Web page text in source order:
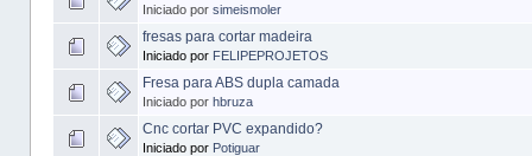
Iniciado por simeismoler
fresas para cortar madeira
Iniciado por FELIPEPROJETOS
Fresa para ABS dupla camada
Iniciado por hbruza
Cnc cortar PVC expandido?
Iniciado por Potiguar